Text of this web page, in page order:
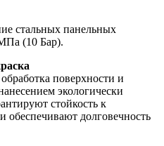
стальных панельных
(10 Бар).
поверхности и
экологически
стойкость к
долговечность